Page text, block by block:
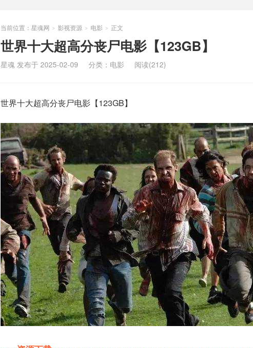
当前位置： 星魂网 > 影视资源 > 电影 > 正文
世界十大超高分丧尸电影【123GB】
星魂 发布于 2025-02-09 分类： 电影 阅读(212)
世界十大超高分丧尸电影【123GB】